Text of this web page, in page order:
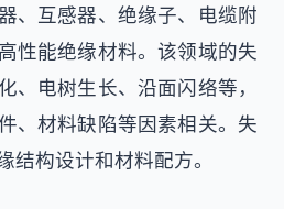
、互感器、绝缘子、电缆附
性能绝缘材料。该领域的失
、电树生长、沿面闪络等，
、材料缺陷等因素相关。失
构设计和材料配方。